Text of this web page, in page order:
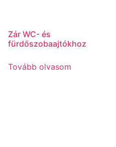
Zár WC- és
fürdőszobaajtókhoz
Tovább olvasom